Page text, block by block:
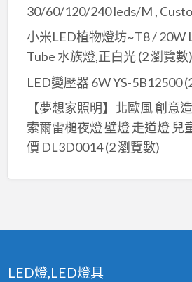
30/60/120/240 leds/M ,
小米LED植物燈坊~T8 / 20W
Tube 水族燈,正白光(2 瀏覽數)
LED變壓器 6W YS-5B12500
【夢想家照明】北歐風 創意
索爾雷槌夜燈 壁燈 走道燈 兒
價 DL3D0014(2 瀏覽數)
LED燈,LED燈具